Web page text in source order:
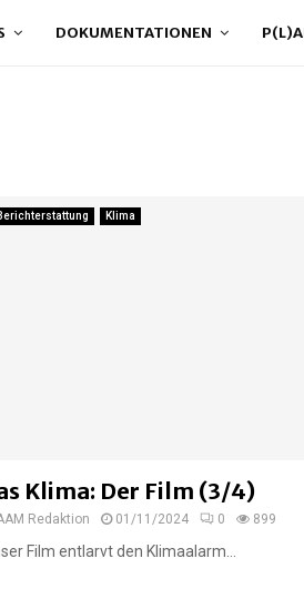
DOKUMENTATIONEN
Klima
Klima: Der Film (3/4)
Redaktion 01/11/2024 0 899
Film entlarvt den Klimaalarm...